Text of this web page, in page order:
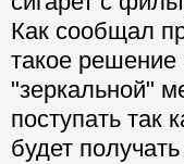
Как сообщал
такое решение
"зеркальной"
поступать так
будет